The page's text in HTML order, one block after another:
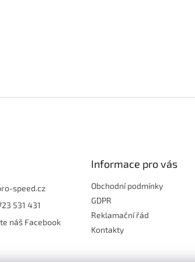
speed.cz
531 431
náš Facebook
Informace pro vás
Obchodní podmínky
GDPR
Reklamační řád
Kontakty